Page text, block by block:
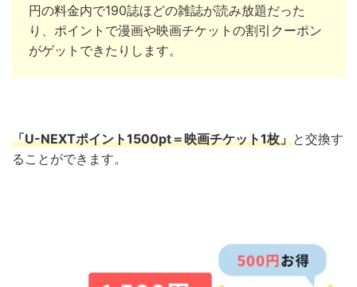
円の料金内で190誌ほどの雑誌が読み放題だった
り、ポイントで漫画や映画チケットの割引クーポン
がゲットできたりします。
「U-NEXTポイント1500pt＝映画チケット1枚」と交換す
ることができます。